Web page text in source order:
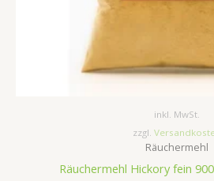
inkl. MwSt.
zzgl.
Räuchermehl
Räuchermehl Hickory fein